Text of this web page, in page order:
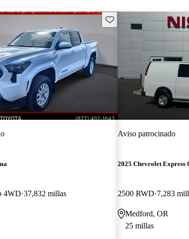
Guarda este Aviso
4WD 37,832 millas
Aviso patrocinado
2025 Chevrolet Express
2500 RWD 7,283
Medford, OR
25 millas